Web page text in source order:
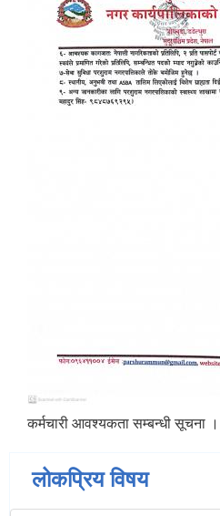
कर्मचारी आवश्यकता सम्बन्धी सूचना ।
लोकप्रिय विषय